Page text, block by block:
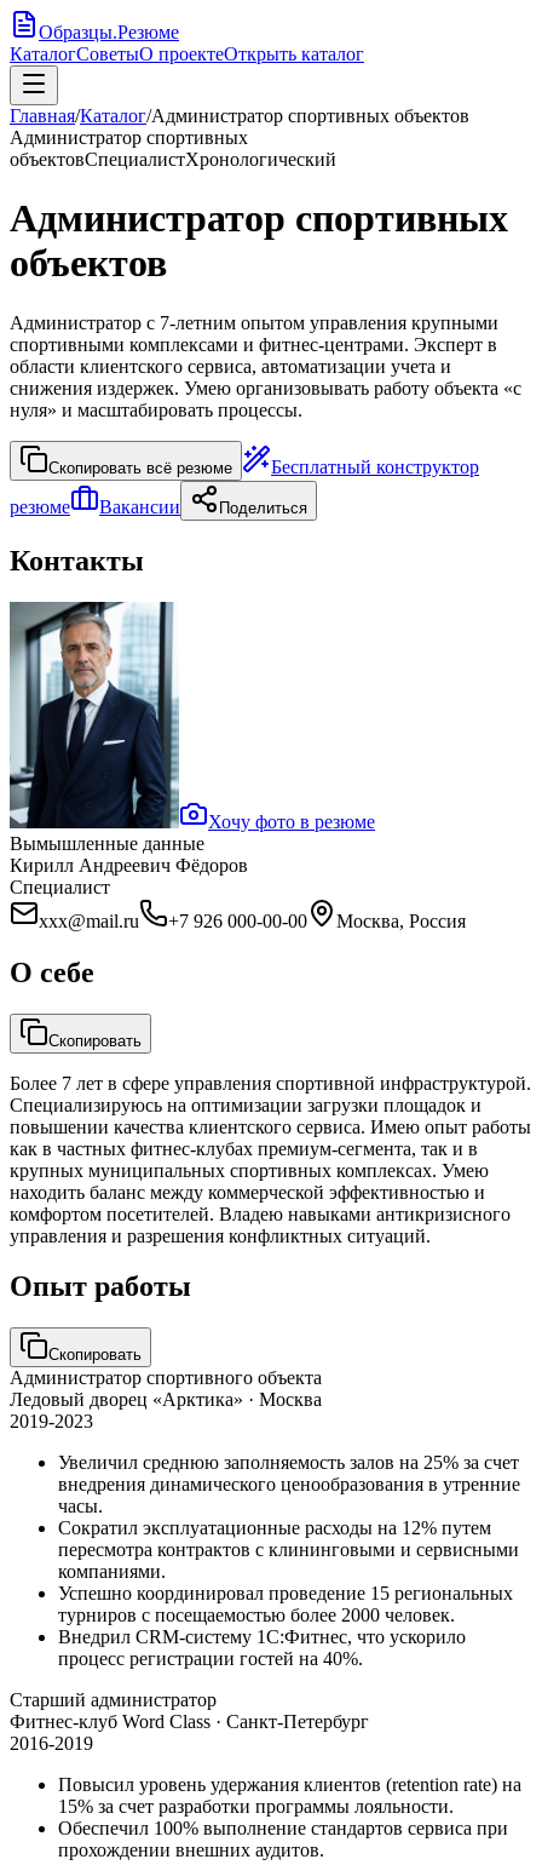
Образцы.Резюме
КаталогСоветыО проектеОткрыть каталог
Главная/Каталог/Администратор спортивных объектов
Администратор спортивных
объектовСпециалистХронологический
Администратор спортивных
объектов
Администратор с 7-летним опытом управления крупными
спортивными комплексами и фитнес-центрами. Эксперт в
области клиентского сервиса, автоматизации учета и
снижения издержек. Умею организовывать работу объекта «с
нуля» и масштабировать процессы.
Скопировать всё резюме
Бесплатный конструктор
резюме
Вакансии Поделиться
Контакты
Хочу фото в резюме
Вымышленные данные
Кирилл Андреевич Фёдоров
Специалист
xxx@mail.ru
+7 926 000-00-00 Москва, Россия
О себе
Скопировать
Более 7 лет в сфере управления спортивной инфраструктурой.
Специализируюсь на оптимизации загрузки площадок и
повышении качества клиентского сервиса. Имею опыт работы
как в частных фитнес-клубах премиум-сегмента, так и в
крупных муниципальных спортивных комплексах. Умею
находить баланс между коммерческой эффективностью и
комфортом посетителей. Владею навыками антикризисного
управления и разрешения конфликтных ситуаций.
Опыт работы
Скопировать
Администратор спортивного объекта
Ледовый дворец «Арктика» · Москва
2019-2023
Увеличил среднюю заполняемость залов на 25% за счет
внедрения динамического ценообразования в утренние
часы.
Сократил эксплуатационные расходы на 12% путем
пересмотра контрактов с клининговыми и сервисными
компаниями.
Успешно координировал проведение 15 региональных
турниров с посещаемостью более 2000 человек.
Внедрил CRM-систему 1С:Фитнес, что ускорило
процесс регистрации гостей на 40%.
Старший администратор
Фитнес-клуб Word Class · Санкт-Петербург
2016-2019
Повысил уровень удержания клиентов (retention rate) на
15% за счет разработки программы лояльности.
Обеспечил 100% выполнение стандартов сервиса при
прохождении внешних аудитов.